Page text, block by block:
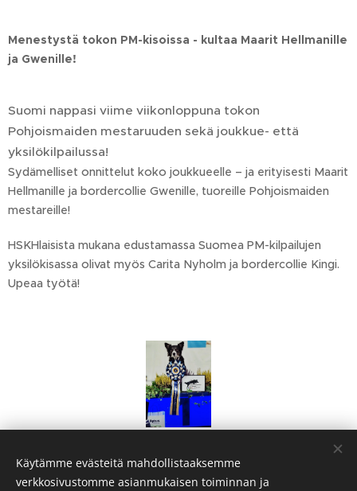
Menestystä tokon PM-kisoissa - kultaa Maarit Hellmanille
ja Gwenille!
Suomi nappasi viime viikonloppuna tokon
Pohjoismaiden mestaruuden sekä joukkue- että
yksilökilpailussa!
Sydämelliset onnittelut koko joukkueelle – ja erityisesti Maarit
Hellmanille ja bordercollie Gwenille, tuoreille Pohjoismaiden
mestareille!
HSKHlaisista mukana edustamassa Suomea PM-kilpailujen
yksilökisassa olivat myös Carita Nyholm ja bordercollie Kingi.
Upeaa työtä!
Share
Käytämme evästeitä mahdollistaaksemme
verkkosivustomme asianmukaisen toiminnan ja